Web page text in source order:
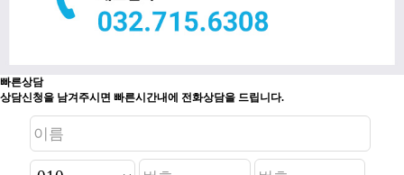
빠른상담
상담신청을 남겨주시면 빠른시간내에 전화상담을 드립니다.